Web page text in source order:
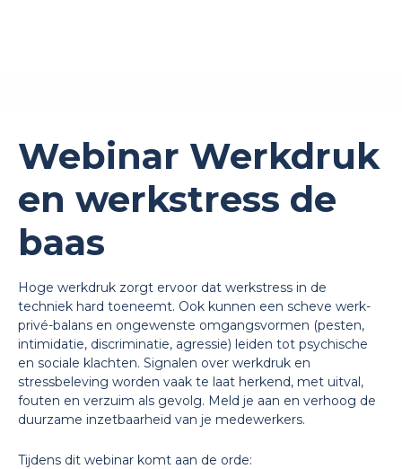
Webinar Werkdruk
en werkstress de
baas
Hoge werkdruk zorgt ervoor dat werkstress in de
techniek hard toeneemt. Ook kunnen een scheve werk-
privé-balans en ongewenste omgangsvormen (pesten,
intimidatie, discriminatie, agressie) leiden tot psychische
en sociale klachten. Signalen over werkdruk en
stressbeleving worden vaak te laat herkend, met uitval,
fouten en verzuim als gevolg. Meld je aan en verhoog de
duurzame inzetbaarheid van je medewerkers.
Tijdens dit webinar komt aan de orde: